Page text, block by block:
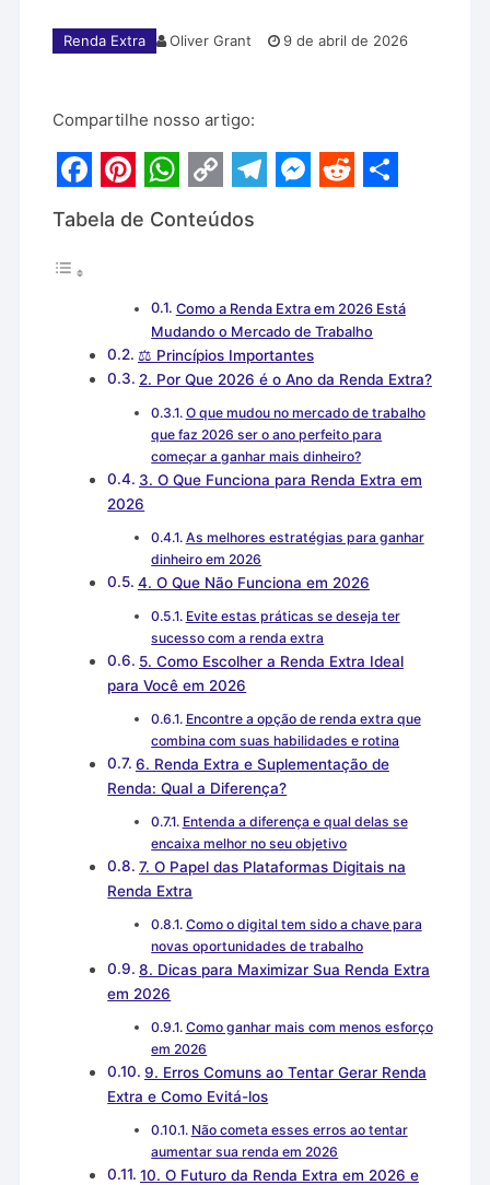
Renda Extra Oliver Grant 9 de abril de 2026
Compartilhe nosso artigo:
F
a
c
P
i
e
r
t
W
h
t
s
A
p
p
C
o
y
L
i
n
k
e
e
g
r
a
m
s
e
n
g
e
r
d
i
t
r
e
Tabela de Conteúdos
Como a Renda Extra em 2026 Está
Mudando o Mercado de Trabalho
⚖️ Princípios Importantes
2. Por Que 2026 é o Ano da Renda Extra?
O que mudou no mercado de trabalho
que faz 2026 ser o ano perfeito para
começar a ganhar mais dinheiro?
3. O Que Funciona para Renda Extra em
2026
As melhores estratégias para ganhar
dinheiro em 2026
4. O Que Não Funciona em 2026
Evite estas práticas se deseja ter
sucesso com a renda extra
5. Como Escolher a Renda Extra Ideal
para Você em 2026
Encontre a opção de renda extra que
combina com suas habilidades e rotina
6. Renda Extra e Suplementação de
Renda: Qual a Diferença?
Entenda a diferença e qual delas se
encaixa melhor no seu objetivo
7. O Papel das Plataformas Digitais na
Renda Extra
Como o digital tem sido a chave para
novas oportunidades de trabalho
8. Dicas para Maximizar Sua Renda Extra
em 2026
Como ganhar mais com menos esforço
em 2026
9. Erros Comuns ao Tentar Gerar Renda
Extra e Como Evitá-los
Não cometa esses erros ao tentar
aumentar sua renda em 2026
10. O Futuro da Renda Extra em 2026 e